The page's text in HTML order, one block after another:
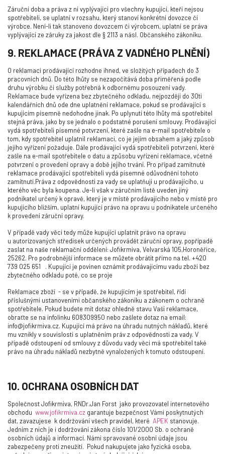
Záruční doba a práva z ní vyplývající pro všechny kupující, kteří nejsou
spotřebiteli, se uplatní v rozsahu, který stanoví konkrétní dovozce či
výrobce. Není-li tak stanoveno dovozcem či výrobcem, uplatní se práva
vyplývající ze záruky za jakost dle § 2113 a násl. Občanského zákoníku.
9. REKLAMACE (PRÁVA Z VADNÉHO PLNĚNÍ)
O reklamaci prodávající rozhodne ihned, ve složitých případech do 3
pracovních dnů. Do této lhůty se nezapočítává doba přiměřená podle
druhu výrobku či služby potřebná k odbornému posouzení vady.
Reklamace bude vyřízena bez zbytečného odkladu, nejpozději do 30ti
kalendářních dnů ode dne uplatnění reklamace, pokud se prodávající s
kupujícím písemně nedohodne jinak. Po uplynutí této lhůty má spotřebitel
stejná práva, jako by se jednalo o podstatné porušení smlouvy. Prodávající
vydá spotřebiteli písemné potvrzení, které zašle na e-mail spotřebitele o
tom, kdy spotřebitel uplatnil reklamaci, co je jejím obsahem a jaký způsob
jejího vyřízení požaduje. Dále prodávající vydá spotřebiteli potvrzení, které
zašle na e-mail spotřebitele o datu a způsobu vyřízení reklamace, včetně
potvrzení o provedení opravy a době jejího trvání. Pro případ zamítnuté
reklamace prodávající spotřebiteli vydá písemné odůvodnění tohoto
zamítnutí.Práva z odpovědnosti za vady se uplatňují u prodávajícího, u
kterého věc byla koupena. Je-li však v záručním listě uveden jiný
podnikatel určený k opravě, který je v místě prodávajícího nebo v místě pro
kupujícího bližším, uplatní kupující právo na opravu u podnikatele určeného
k provedení záruční opravy.
V případě vady věci tedy může kupující uplatnit právo na opravu
u autorizovaných středisek určených provádět záruční opravy, popřípadě
zaslat na naše reklamační oddělení: Jofikrmiva, Velvarská 105,Horoněřice,
25262. Pro podrobnější informace se můžete obrátit přímo na tel. +420
739 025 651 . Kupující je povinen oznámit prodávajícímu vadu zboží bez
zbytečného odkladu poté, co se proje
Reklamace zboží - se v případě, že kupujícím je spotřebitel, řídí
příslušnými ustanoveními občanského zákoníku a zákonem o ochraně
spotřebitele. Pokud budete mít dotaz ohledně stavu Vaší reklamace,
obraťte se na infolinku 608309950 nebo zašlete dotaz na email:
info@jofikrmiva.cz. Kupující má právo na úhradu nutných nákladů, které
mu vznikly v souvislosti s uplatněním práv z odpovědnosti za vady. V
případě odstoupení od smlouvy z důvodu vady věci má spotřebitel také
právo na úhradu nákladů nezbytně vynaložených k tomuto odstoupení.
10. OCHRANA OSOBNÍCH DAT
Společnost Jofikrmiva, RNDr.Jan Forst jako provozovatel internetového
obchodu www.jofikrmiva.cz garantuje bezpečnost Vámi poskytnutých
dat, zavazujese k dodržování všech pravidel, které APEK stanovuje.
Jedním z nich je i dodržování zákona číslo 101/2000 Sb. o ochraně
osobních údajů a informací. Námi spravované osobní údaje jsou
zabezpečeny proti zneužití. Pokud nakupujete jako fyzická osoba,